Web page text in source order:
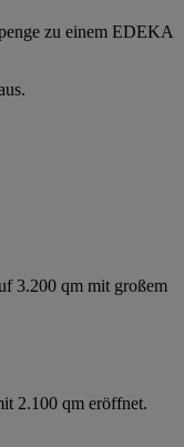
zu einem EDEKA
3.200 qm mit großem
2.100 qm eröffnet.